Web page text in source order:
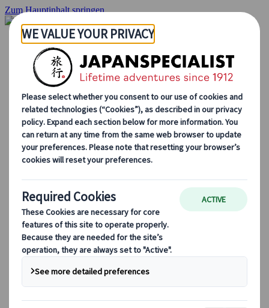
Zum Hauptinhalt springen
Startseite
Rundreisen
Individuelle Reisen
Gruppenreisen
Selbstfahrerreisen
Ausflüge
Massgeschneiderte Gruppenreisen
Japan Rail Pass
Wie wir arbeiten
Über uns
Treffen Sie unser Team
Werden Sie Teil unseres Teams
Saisonale Reisetipps
Highlights des Reiseziels
Kulturelle Einblicke
Kulinarische Erlebnisse
Entdecke Japan mit dem Zug
Häufig gestellte Fragen
Wichtige Informationen
Etikette in Japan
Autofahren in Japan
Bei uns buchen
Japan Rail Pass
Unterkunft